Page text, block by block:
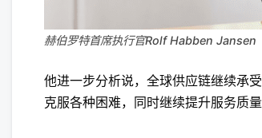
赫伯罗特首席执行官Rolf Habben Jansen
他进一步分析说，全球供应链继续承
克服各种困难，同时继续提升服务质